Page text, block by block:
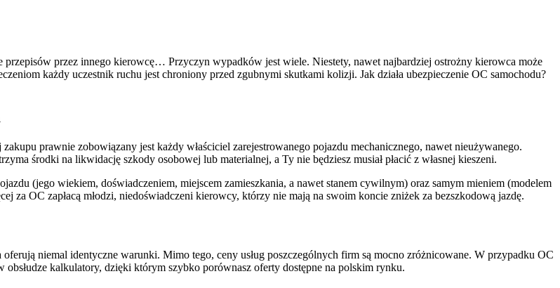
przepisów przez innego kierowcę… Przyczyn wypadków jest wiele. Niestety, nawet najbardziej ostrożny kierowca może
każdy uczestnik ruchu jest chroniony przed zgubnymi skutkami kolizji. Jak działa ubezpieczenie OC samochodu?
prawnie zobowiązany jest każdy właściciel zarejestrowanego pojazdu mechanicznego, nawet nieużywanego.
środki na likwidację szkody osobowej lub materialnej, a Ty nie będziesz musiał płacić z własnej kieszeni.
(jego wiekiem, doświadczeniem, miejscem zamieszkania, a nawet stanem cywilnym) oraz samym mieniem (modelem
OC zapłacą młodzi, niedoświadczeni kierowcy, którzy nie mają na swoim koncie zniżek za bezszkodową jazdę.
niemal identyczne warunki. Mimo tego, ceny usług poszczególnych firm są mocno zróżnicowane. W przypadku OC
kalkulatory, dzięki którym szybko porównasz oferty dostępne na polskim rynku.